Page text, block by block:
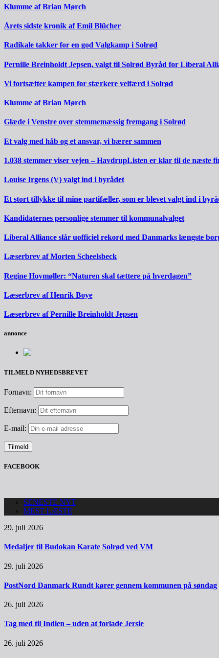
Klumme af Brian Mørch
Årets sidste kronik af Emil Blücher
Radikale takker for en god Valgkamp i Solrød
Pernille Breinholdt Jepsen, valgt til Solrød Byråd for Liberal
Vi fortsætter kampen for stærkere velfærd i Solrød
Klumme af Brian Mørch
Glæde i Venstre over stemmemæssig fremgang i Solrød
Et valg med håb og et ansvar, vi bærer sammen
1.038 stemmer viser vejen – HavdrupListen er klar til de næste
Louise Irgens (V) valgt ind i byrådet
Et stort tillykke til mine partifæller, som er blevet valgt ind i
Kandidaternes personlige stemmer til kommunalvalget
Liberal Alliance slår uofficiel rekord med Danmarks længste
Læserbrev af Morten Scheelsbeck
Regine Hovmøller: “Naturen skal tættere på hverdagen”
Læserbrev af Henrik Boye
Læserbrev af Pernille Breinholdt Jepsen
annonce
TILMELD NYHEDSBREVET
Fornavn:
Efternavn:
E-mail:
FACEBOOK
SENESTE NYT
MEST LÆSTE
29. juli 2026
Medaljer til Budokan Karate Solrød ved VM
29. juli 2026
PostNord Danmark Rundt kører gennem kommunen på søndag
26. juli 2026
Tag med til Indien – uden at forlade Jersie
26. juli 2026